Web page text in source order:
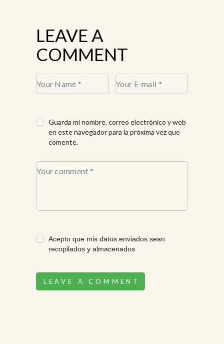
LEAVE A
COMMENT
Guarda mi nombre, correo electrónico y web
en este navegador para la próxima vez que
comente.
Acepto que mis datos enviados sean
recopilados y almacenados